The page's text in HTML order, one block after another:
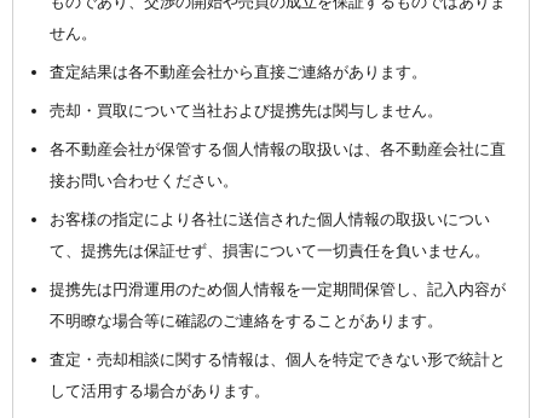
せん。
査定結果は各不動産会社から直接ご連絡があります。
売却・買取について当社および提携先は関与しません。
各不動産会社が保管する個人情報の取扱いは、各不動産会社に直
接お問い合わせください。
お客様の指定により各社に送信された個人情報の取扱いについ
て、提携先は保証せず、損害について一切責任を負いません。
提携先は円滑運用のため個人情報を一定期間保管し、記入内容が
不明瞭な場合等に確認のご連絡をすることがあります。
査定・売却相談に関する情報は、個人を特定できない形で統計と
して活用する場合があります。